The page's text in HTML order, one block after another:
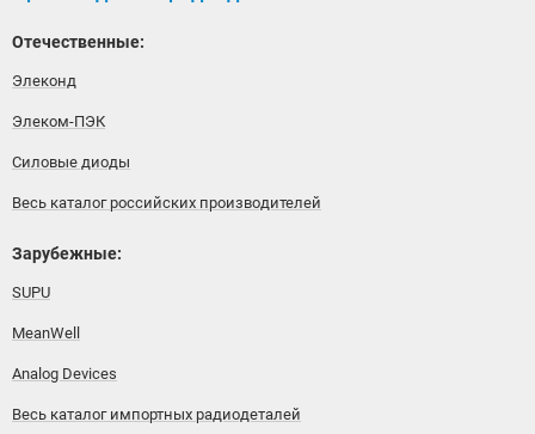
Отечественные:
Элеконд
Элеком-ПЭК
Силовые диоды
Весь каталог российских производителей
Зарубежные:
SUPU
MeanWell
Analog Devices
Весь каталог импортных радиодеталей